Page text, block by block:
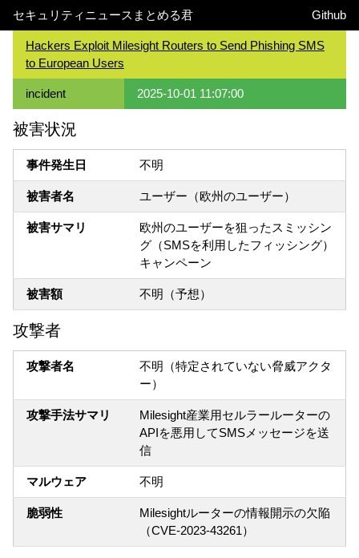
セキュリティニュースまとめる君 Github
Hackers Exploit Milesight Routers to Send Phishing SMS
to European Users
incident 2025-10-01 11:07:00
被害状況
事件発生日 不明
被害者名 ユーザー（欧州のユーザー）
被害サマリ
欧州のユーザーを狙ったスミッシン
グ（SMSを利用したフィッシング）
キャンペーン
被害額 不明（予想）
攻撃者
攻撃者名
不明（特定されていない脅威アクタ
ー）
攻撃手法サマリ
Milesight産業用セルラールーターの
APIを悪用してSMSメッセージを送
信
マルウェア 不明
脆弱性
Milesightルーターの情報開示の欠陥
（CVE-2023-43261）